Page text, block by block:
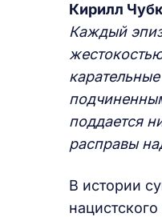
Кирилл
Каждый
поддается
расправы
В истории